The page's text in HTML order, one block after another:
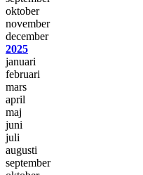
oktober
november
december
2025
januari
februari
mars
april
maj
juni
juli
augusti
september